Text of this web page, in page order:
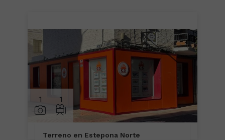
1 1
Terreno en Estepona Norte